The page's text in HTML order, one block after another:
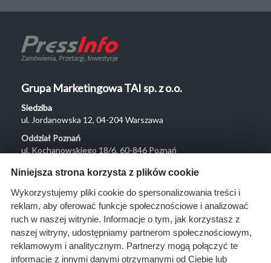
Grupa Marketingowa TAI sp. z o.o.
Siedziba
ul. Jordanowska 12, 04-204 Warszawa
Oddział Poznań
ul. Kochanowskiego 18/6, 60-846 Poznań
Menu
O nas
Rozwiązania
Monitoring
przetargów
Niniejsza strona korzysta z plików cookie
Wykorzystujemy pliki cookie do spersonalizowania treści i
reklam, aby oferować funkcje społecznościowe i analizować
ruch w naszej witrynie. Informacje o tym, jak korzystasz z
naszej witryny, udostępniamy partnerom społecznościowym,
reklamowym i analitycznym. Partnerzy mogą połączyć te
informacje z innymi danymi otrzymanymi od Ciebie lub